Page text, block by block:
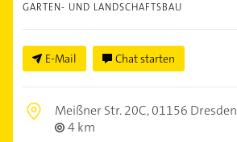
GARTEN- UND LANDSCHAFTSBAU
E-Mail Chat starten
Meißner Str. 20C,01156 Dresden
4 km